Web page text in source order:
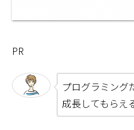
PR
プログラミング
成長してもらえ